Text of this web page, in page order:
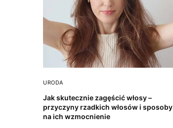
URODA
Jak skutecznie zagęścić włosy –
przyczyny rzadkich włosów i sposoby
na ich wzmocnienie